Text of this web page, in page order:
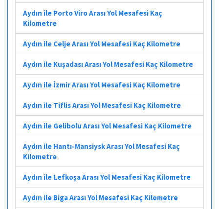
Aydın ile Porto Viro Arası Yol Mesafesi Kaç
Kilometre
Aydın ile Celje Arası Yol Mesafesi Kaç Kilometre
Aydın ile Kuşadası Arası Yol Mesafesi Kaç Kilometre
Aydın ile İzmir Arası Yol Mesafesi Kaç Kilometre
Aydın ile Tiflis Arası Yol Mesafesi Kaç Kilometre
Aydın ile Gelibolu Arası Yol Mesafesi Kaç Kilometre
Aydın ile Hantı-Mansiysk Arası Yol Mesafesi Kaç
Kilometre
Aydın ile Lefkoşa Arası Yol Mesafesi Kaç Kilometre
Aydın ile Biga Arası Yol Mesafesi Kaç Kilometre